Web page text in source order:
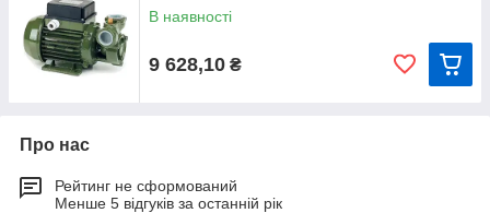
В наявності
9 628,10 ₴
Про нас
Рейтинг не сформований
Менше 5 відгуків за останній рік